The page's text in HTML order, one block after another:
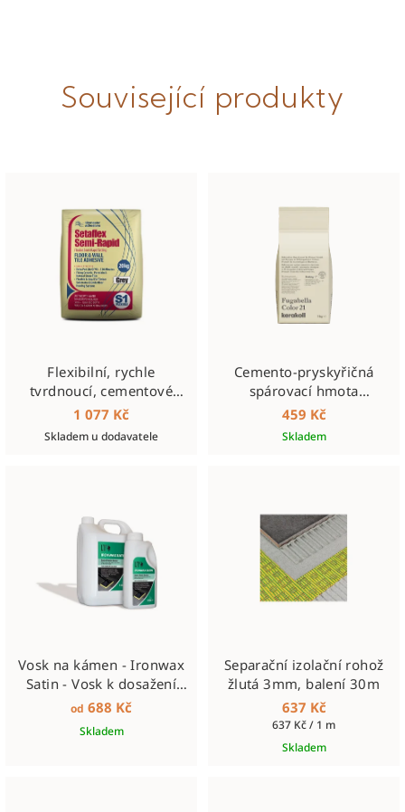
Související produkty
Flexibilní, rychle
tvrdnoucí, cementové
lepidlo tř. S1, Semirapid,
šedé, 20kg
1 077 Kč
Skladem u dodavatele
Cemento‑pryskyřičná
spárovací hmota
Fugabella Colour č. 21
459 Kč
Skladem
Vosk na kámen - Ironwax
Satin - Vosk k dosažení
sametových tónů
od 688 Kč
Skladem
Separační izolační rohož
žlutá 3mm, balení 30m
637 Kč
Měrná
cena:
637 Kč / 1 m
Skladem